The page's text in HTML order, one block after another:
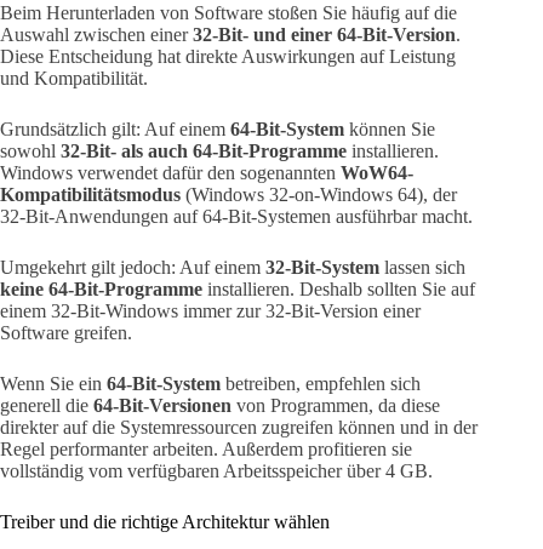
Beim Herunterladen von Software stoßen Sie häufig auf die
Auswahl zwischen einer32-Bit- und einer 64-Bit-Version.
Diese Entscheidung hat direkte Auswirkungen auf Leistung
und Kompatibilität.
Grundsätzlich gilt: Auf einem 64-Bit-System können Sie
sowohl 32-Bit- als auch 64-Bit-Programme installieren.
Windows verwendet dafür den sogenannten WoW64-
Kompatibilitätsmodus (Windows 32-on-Windows 64), der
32-Bit-Anwendungen auf 64-Bit-Systemen ausführbar macht.
Umgekehrt gilt jedoch: Auf einem 32-Bit-System lassen sich
keine 64-Bit-Programme installieren. Deshalb sollten Sie auf
einem 32-Bit-Windows immer zur 32-Bit-Version einer
Software greifen.
Wenn Sie ein 64-Bit-System betreiben, empfehlen sich
generell die 64-Bit-Versionen von Programmen, da diese
direkter auf die Systemressourcen zugreifen können und in der
Regel performanter arbeiten. Außerdem profitieren sie
vollständig vom verfügbaren Arbeitsspeicher über 4 GB.
Treiber und die richtige Architektur wählen